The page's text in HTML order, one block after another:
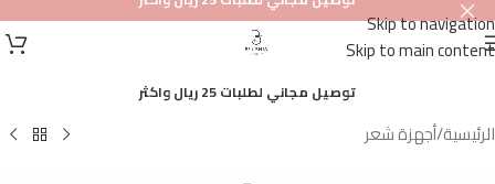
Skip to navigation
Skip to main content
توصيل مجاني لطلبات 25 ريال واكثر
الرئيسية/أجهزة شعر